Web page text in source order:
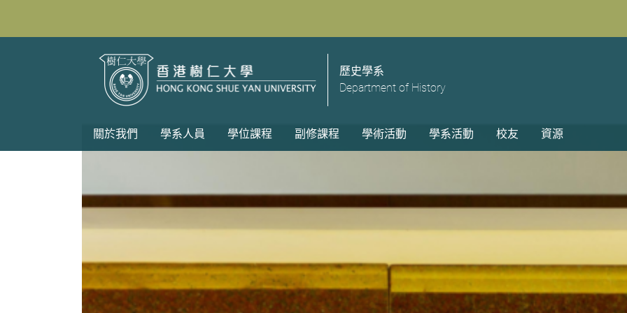
歷史學系
Department of History
關於我們 學系人員 學位課程 副修課程 學術活動 學系活動 校友 資源